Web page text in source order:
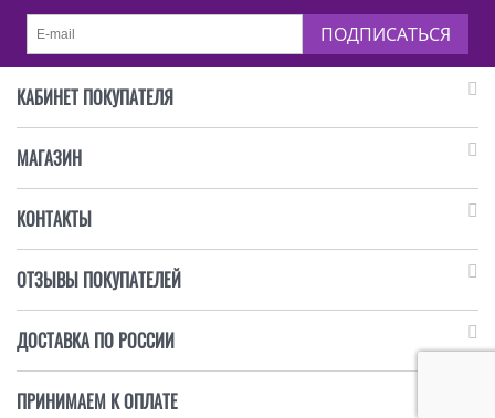
ПОДПИСАТЬСЯ
КАБИНЕТ ПОКУПАТЕЛЯ
МАГАЗИН
КОНТАКТЫ
ОТЗЫВЫ ПОКУПАТЕЛЕЙ
ДОСТАВКА ПО РОССИИ
ПРИНИМАЕМ К ОПЛАТЕ